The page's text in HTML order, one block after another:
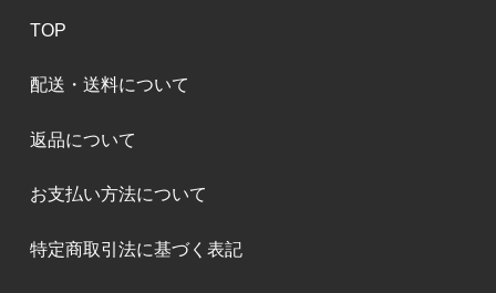
TOP
配送・送料について
返品について
お支払い方法について
特定商取引法に基づく表記